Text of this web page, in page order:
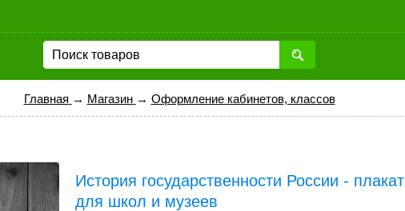
Главная → Магазин → Оформление кабинетов, классов
История государственности России - плакат
для школ и музеев